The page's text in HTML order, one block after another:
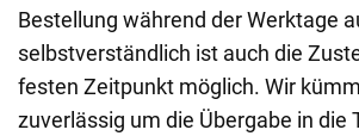
Bestellung während der Werktage
selbstverständlich ist auch die
festen Zeitpunkt möglich. Wir
zuverlässig um die Übergabe in die